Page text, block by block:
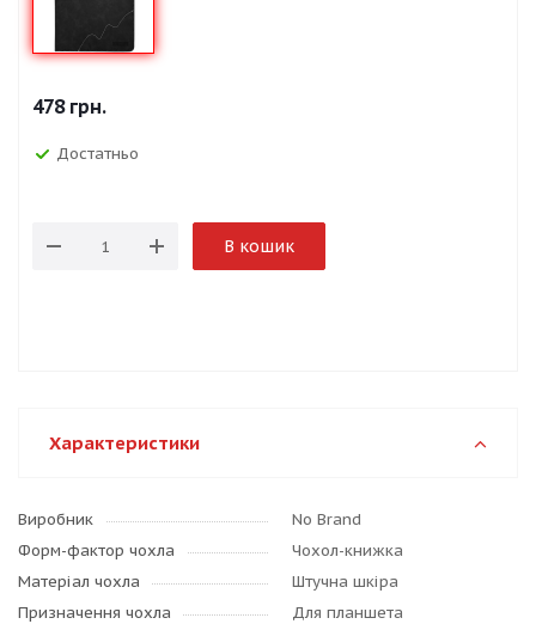
478грн.
Достатньо
В кошик
Характеристики
Виробник
No Brand
Форм-фактор чохла
Чохол-книжка
Матеріал чохла
Штучна шкіра
Призначення чохла
Для планшета